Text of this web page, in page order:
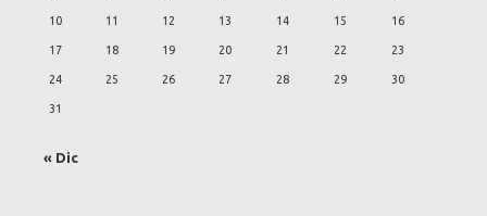
10 11 12 13 14 15 16
17 18 19 20 21 22 23
24 25 26 27 28 29 30
31
« Dic